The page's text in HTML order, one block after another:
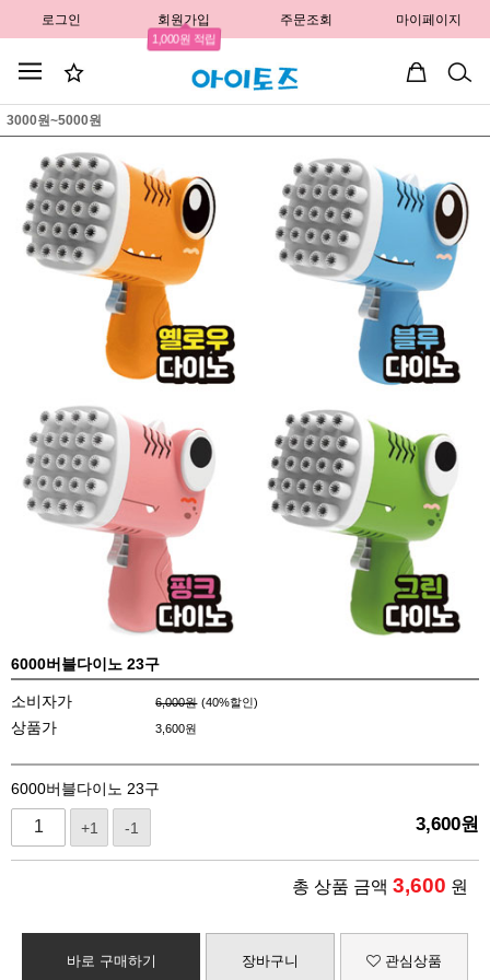
로그인 회원가입
1,000원 적립
주문조회 마이페이지
3000원~5000원
6000버블다이노 23구
소비자가 6,000원 (40%할인)
상품가 3,600원
6000버블다이노 23구
+1 -1 3,600원
총 상품 금액 3,600 원
바로 구매하기 장바구니 관심상품